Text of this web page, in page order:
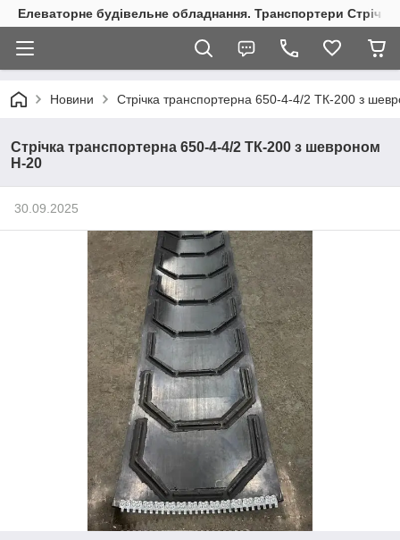
Елеваторне будівельне обладнання. Транспортери
Новини Стрічка транспортерна 650-4-4/2 ТК-200 з
Стрічка транспортерна 650-4-4/2 ТК-200 з шевроном
Н-20
30.09.2025